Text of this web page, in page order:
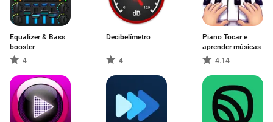
Equalizer & Bass
booster
4
Decibelímetro
4
Piano Tocar e
aprender músicas
4.14